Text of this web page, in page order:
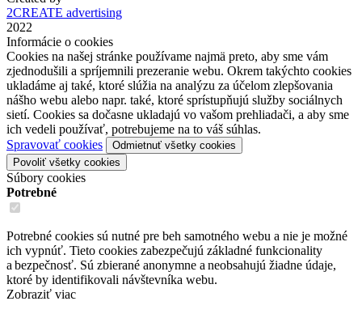
2CREATE advertising
2022
Informácie o cookies
Cookies na našej stránke používame najmä preto, aby sme vám
zjednodušili a spríjemnili prezeranie webu. Okrem takýchto cookies
ukladáme aj také, ktoré slúžia na analýzu za účelom zlepšovania
nášho webu alebo napr. také, ktoré sprístupňujú služby sociálnych
sietí. Cookies sa dočasne ukladajú vo vašom prehliadači, a aby sme
ich vedeli používať, potrebujeme na to váš súhlas.
Spravovať cookies
Odmietnuť všetky cookies
Povoliť všetky cookies
Súbory cookies
Potrebné
Potrebné cookies sú nutné pre beh samotného webu a nie je možné
ich vypnúť. Tieto cookies zabezpečujú základné funkcionality
a bezpečnosť. Sú zbierané anonymne a neobsahujú žiadne údaje,
ktoré by identifikovali návštevníka webu.
Zobraziť viac